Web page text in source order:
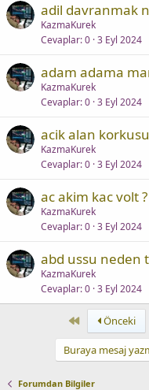
adil davranmak
KazmaKurek
Cevaplar 0 3 Eyl 2024
adam adama
KazmaKurek
Cevaplar 0 3 Eyl 2024
acik alan
KazmaKurek
Cevaplar 0 3 Eyl 2024
ac akim kac volt ?
KazmaKurek
Cevaplar 0 3 Eyl 2024
abd ussu neden
KazmaKurek
Cevaplar 0 3 Eyl 2024
First Önceki
Buraya mesaj
Forumdan Bilgiler